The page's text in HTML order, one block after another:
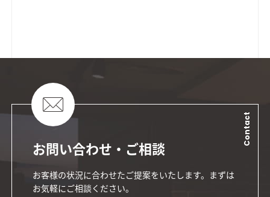
お問い合わせ・ご相談
お客様の状況に合わせたご提案をいたします。まずは
お気軽にご相談ください。
Contact